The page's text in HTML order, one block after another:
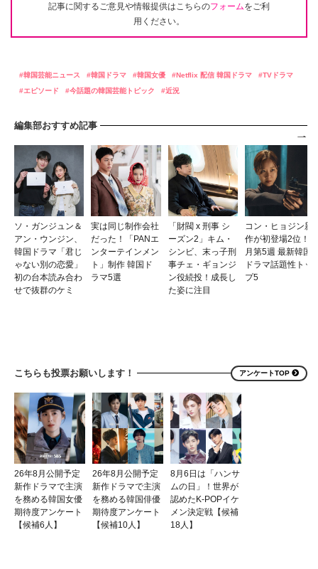
記事に関するご意見や情報提供はこちらのフォームをご利
用ください。
韓国芸能ニュース 韓国ドラマ 韓国女優 Netflix 配信 韓国ドラマ
TVドラマ
エピソード
今話題の韓国芸能トピック 近況
編集部おすすめ記事
ソ・ガンジュン＆
アン・ウンジン、
韓国ドラマ「君じ
ゃない別の恋愛」
初の台本読み合わ
せで抜群のケミ
実は同じ制作会社
だった！「PANエ
ンターテインメン
ト」制作 韓国ド
ラマ5選
「財閥 x 刑事 シ
ーズン2」キム・
シンビ、末っ子刑
事チェ・ギョンジ
ン役続投！成長し
た姿に注目
コン・ヒョジン新
作が初登場2位！7
月第5週 最新韓国
ドラマ話題性トッ
プ5
こちらも投票お願いします！ アンケートTOP
26年8月公開予定
新作ドラマで主演
を務める韓国女優
期待度アンケート
【候補6人】
26年8月公開予定
新作ドラマで主演
を務める韓国俳優
期待度アンケート
【候補10人】
8月6日は「ハンサ
ムの日」！世界が
認めたK-POPイケ
メン決定戦【候補
18人】